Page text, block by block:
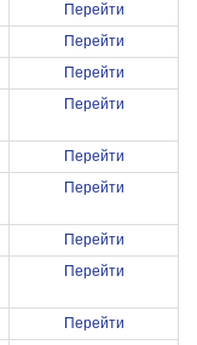
Перейти
Перейти
Перейти
Перейти
Перейти
Перейти
Перейти
Перейти
Перейти